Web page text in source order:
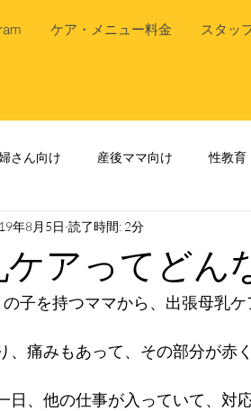
ケア・メニュー料金 スタッ
さん向け 産後ママ向け 性教育
アってどん
年8月5日 読了時間: 2分
子を持つママから、出張母乳ケ
、痛みもあって、その部分が赤
日、他の仕事が入っていて、対